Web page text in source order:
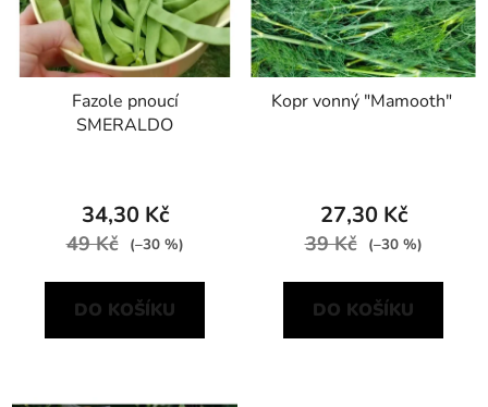
Fazole pnoucí
SMERALDO
34,30 Kč
49 Kč (–30 %)
DO KOŠÍKU
Kopr vonný "Mamooth"
27,30 Kč
39 Kč (–30 %)
DO KOŠÍKU